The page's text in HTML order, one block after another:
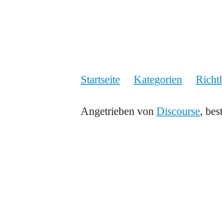
Startseite Kategorien
Angetrieben von Discourse,